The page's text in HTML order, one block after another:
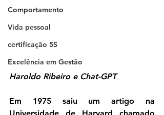
Comportamento
Vida pessoal
certificação 5S
Excelência em Gestão
Haroldo Ribeiro e Chat-GPT
Em 1975 saiu um artigo na